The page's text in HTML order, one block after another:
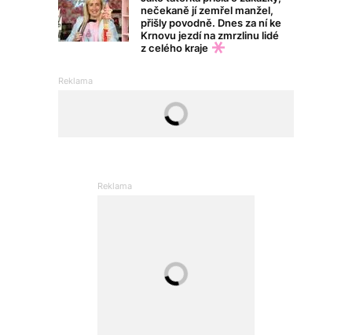
nečekaně jí zemřel manžel,
přišly povodně. Dnes za ní ke
Krnovu jezdí na zmrzlinu lidé
z celého kraje